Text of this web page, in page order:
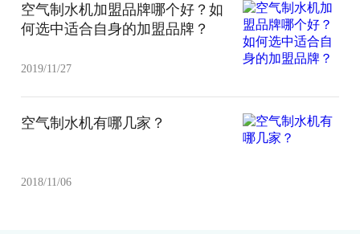
空气制水机加盟品牌哪个好？如
何选中适合自身的加盟品牌？
2019/11/27
空气制水机有哪几家？
2018/11/06